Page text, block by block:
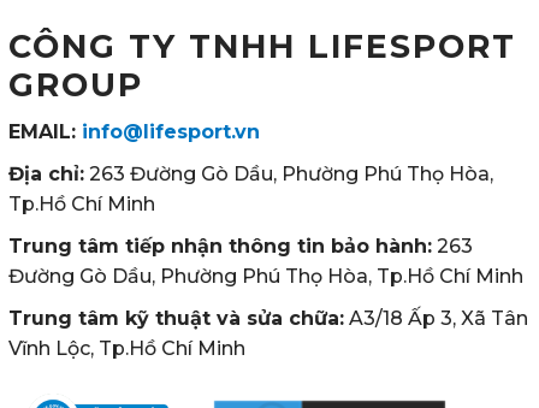
CÔNG TY TNHH LIFESPORT
GROUP
EMAIL: info@lifesport.vn
Địa chỉ: 263 Đường Gò Dầu, Phường Phú Thọ Hòa,
Tp.Hồ Chí Minh
Trung tâm tiếp nhận thông tin bảo hành: 263
Đường Gò Dầu, Phường Phú Thọ Hòa, Tp.Hồ Chí Minh
Trung tâm kỹ thuật và sửa chữa: A3/18 Ấp 3, Xã Tân
Vĩnh Lộc, Tp.Hồ Chí Minh